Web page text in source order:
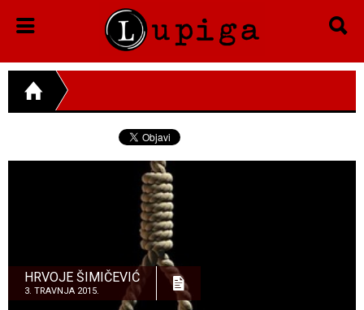
HRVOJE ŠIMIČEVIĆ
3. TRAVNJA 2015.